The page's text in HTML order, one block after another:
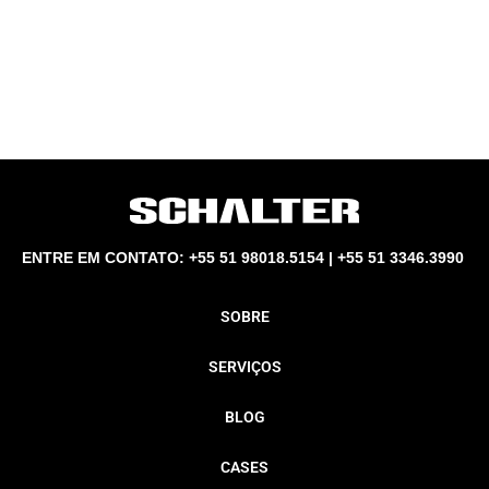
ENTRE EM CONTATO: +55 51 98018.5154 | +55 51 3346.3990
SOBRE
SERVIÇOS
BLOG
CASES